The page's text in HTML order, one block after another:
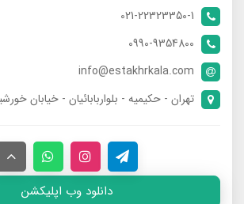
021-22323350-1
0990-9354800
info@estakhrkala.com
تهران - حکیمیه - بلواربابائیان - خیابان
دانلود وب اپلیکشن